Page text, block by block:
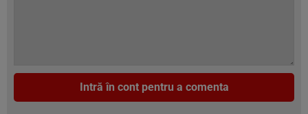
Intră în cont pentru a comenta